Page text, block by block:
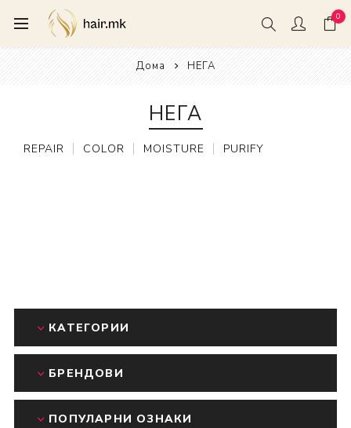
0
Дома НЕГА
НЕГА
REPAIR COLOR MOISTURE PURIFY
КАТЕГОРИИ
БРЕНДОВИ
ПОПУЛАРНИ ОЗНАКИ